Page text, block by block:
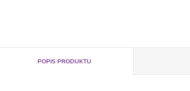
POPIS PRODUKTU